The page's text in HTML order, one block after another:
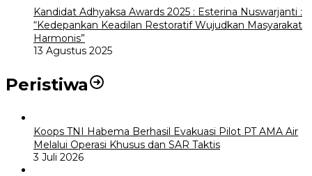
Kandidat Adhyaksa Awards 2025 : Esterina Nuswarjanti :
“Kedepankan Keadilan Restoratif Wujudkan Masyarakat
Harmonis”
13 Agustus 2025
Peristiwa
Koops TNI Habema Berhasil Evakuasi Pilot PT AMA Air
Melalui Operasi Khusus dan SAR Taktis
3 Juli 2026